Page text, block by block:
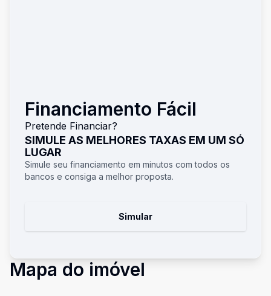
Financiamento Fácil
Pretende Financiar?
SIMULE AS MELHORES TAXAS EM UM SÓ
LUGAR
Simule seu financiamento em minutos com todos os
bancos e consiga a melhor proposta.
Simular
Mapa do imóvel